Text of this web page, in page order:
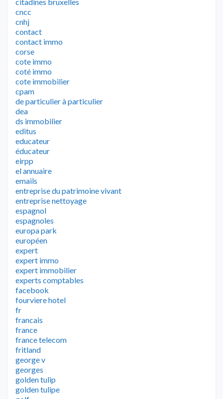
cncc
cnhj
contact
contact immo
corse
cote immo
coté immo
cote immobilier
cpam
de particulier à particulier
dea
ds immobilier
editus
educateur
éducateur
eirpp
el annuaire
emails
entreprise du patrimoine vivant
entreprise nettoyage
espagnol
espagnoles
europa park
européen
expert
expert immo
expert immobilier
experts comptables
facebook
fourviere hotel
fr
francais
france
france telecom
fritland
george v
georges
golden tulip
golden tulipe